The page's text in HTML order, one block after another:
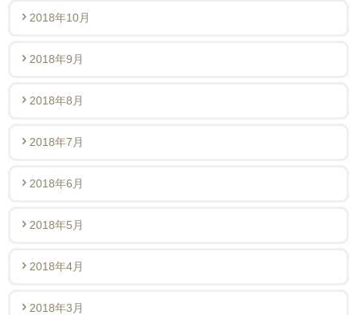
2018年10月
2018年9月
2018年8月
2018年7月
2018年6月
2018年5月
2018年4月
2018年3月